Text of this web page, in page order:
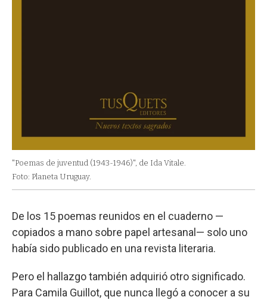
"Poemas de juventud (1943-1946)", de Ida Vitale.
Foto: Planeta Uruguay.
De los 15 poemas reunidos en el cuaderno —
copiados a mano sobre papel artesanal— solo uno
había sido publicado en una revista literaria.
Pero el hallazgo también adquirió otro significado.
Para Camila Guillot, que nunca llegó a conocer a su